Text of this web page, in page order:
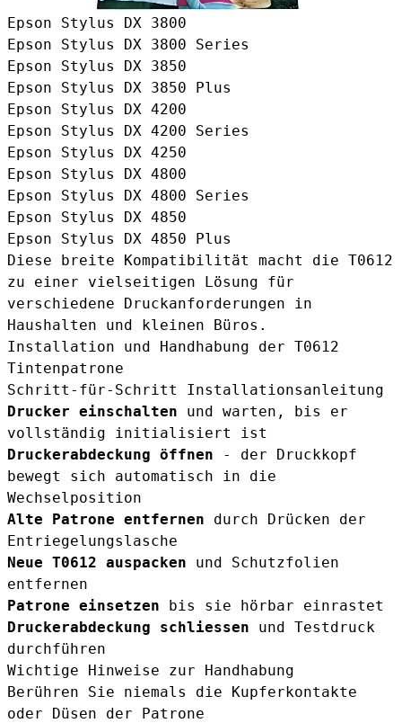
Epson Stylus DX 3800
Epson Stylus DX 3800 Series
Epson Stylus DX 3850
Epson Stylus DX 3850 Plus
Epson Stylus DX 4200
Epson Stylus DX 4200 Series
Epson Stylus DX 4250
Epson Stylus DX 4800
Epson Stylus DX 4800 Series
Epson Stylus DX 4850
Epson Stylus DX 4850 Plus
Diese breite Kompatibilität macht die T0612
zu einer vielseitigen Lösung für
verschiedene Druckanforderungen in
Haushalten und kleinen Büros.
Installation und Handhabung der T0612
Tintenpatrone
Schritt-für-Schritt Installationsanleitung
Drucker einschalten und warten, bis er
vollständig initialisiert ist
Druckerabdeckung öffnen - der Druckkopf
bewegt sich automatisch in die
Wechselposition
Alte Patrone entfernen durch Drücken der
Entriegelungslasche
Neue T0612 auspacken und Schutzfolien
entfernen
Patrone einsetzen bis sie hörbar einrastet
Druckerabdeckung schliessen und Testdruck
durchführen
Wichtige Hinweise zur Handhabung
Berühren Sie niemals die Kupferkontakte
oder Düsen der Patrone